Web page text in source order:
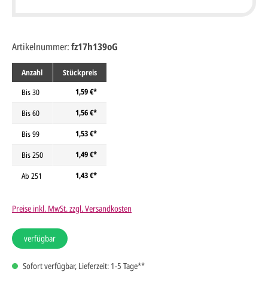
Anzahl
Stückpreis
Bis30
1,59 €*
Bis60
1,56 €*
Bis99
1,53 €*
Bis250
1,49 €*
Ab 251 1,43 €*
Preise inkl. MwSt. zzgl. Versandkosten
verfügbar
Sofort verfügbar, Lieferzeit: 1-5 Tage**
Artikelnummer:fz17h139oG